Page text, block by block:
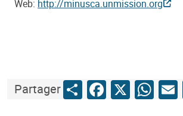
Web: http://minusca.unmission.org
PartagerShareFacebook
X